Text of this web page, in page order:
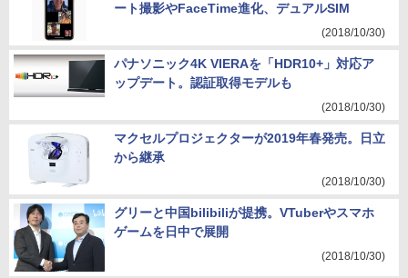
ート撮影やFaceTime進化、デュアルSIM
(2018/10/30)
パナソニック4K VIERAを「HDR10+」対応ア
ップデート。認証取得モデルも
(2018/10/30)
マクセルプロジェクターが2019年春発売。日立
から継承
(2018/10/30)
グリーと中国bilibiliが提携。VTuberやスマホ
ゲームを日中で展開
(2018/10/30)